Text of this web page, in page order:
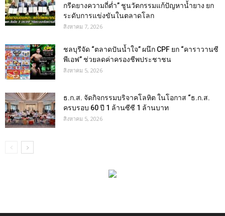
กรีดยางความถี่ต่ำ” ชูนวัตกรรมแก้ปัญหาน้ำยาง ยก
ระดับการแข่งขันในตลาดโลก
สิงหาคม 7, 2026
ชลบุรีจัด “ตลาดปันน้ำใจ” ผนึก CPF ยก “คาราวานซี
พีเอฟ” ช่วยลดค่าครองชีพประชาชน
สิงหาคม 5, 2026
ธ.ก.ส. จัดกิจกรรมบริจาคโลหิต ในโอกาส “ธ.ก.ส.
ครบรอบ 60 ปี 1 ล้านซีซี 1 ล้านบาท
สิงหาคม 5, 2026